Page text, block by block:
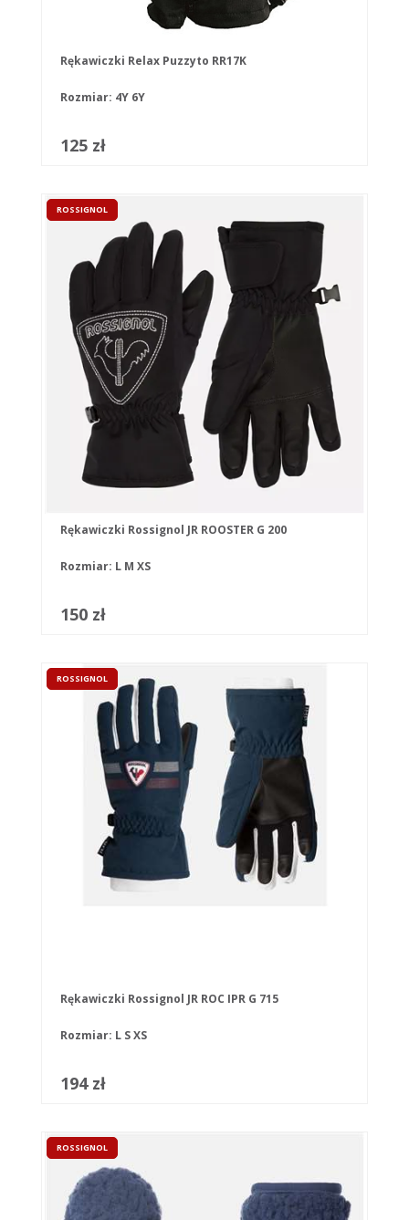
Rękawiczki Relax Puzzyto RR17K
Rozmiar: 4Y 6Y
125 zł
ROSSIGNOL
Rękawiczki Rossignol JR ROOSTER G 200
Rozmiar: L M XS
150 zł
ROSSIGNOL
Rękawiczki Rossignol JR ROC IPR G 715
Rozmiar: L SXS
194 zł
ROSSIGNOL